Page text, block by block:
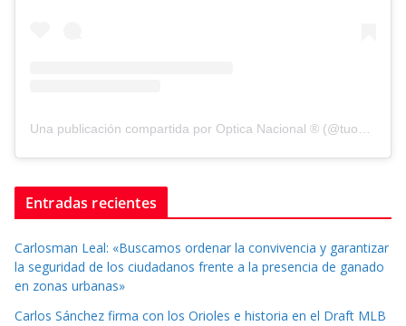
Una publicación compartida por Optica Nacional ® (@tuopticanacional)
Entradas recientes
Carlosman Leal: «Buscamos ordenar la convivencia y garantizar
la seguridad de los ciudadanos frente a la presencia de ganado
en zonas urbanas»
Carlos Sánchez firma con los Orioles e historia en el Draft MLB